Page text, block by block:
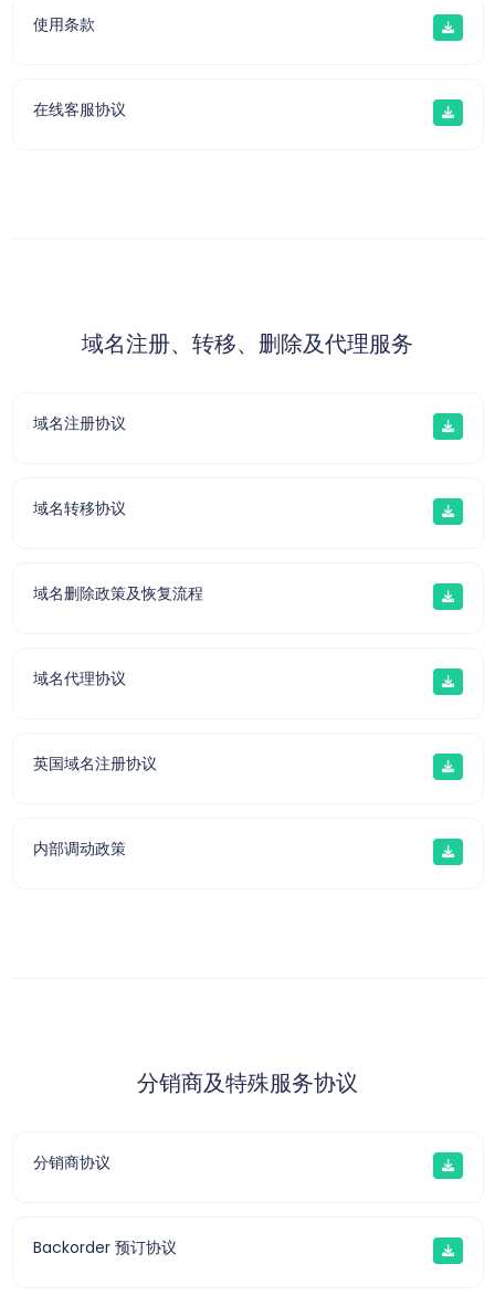
使用条款
在线客服协议
域名注册、转移、删除及代理服务
域名注册协议
域名转移协议
域名删除政策及恢复流程
域名代理协议
英国域名注册协议
内部调动政策
分销商及特殊服务协议
分销商协议
Backorder 预订协议